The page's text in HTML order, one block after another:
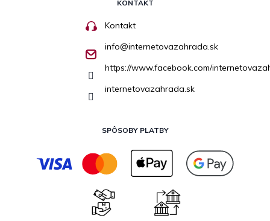
KONTAKT
Kontakt
info@internetovazahrada.sk
https://www.facebook.com/
internetovazahrada.sk
SPÔSOBY PLATBY